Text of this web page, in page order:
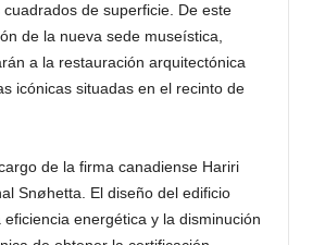
de superficie. De este
de la nueva sede museística,
a la restauración arquitectónica
icónicas situadas en el recinto de
de la firma canadiense Hariri
Snøhetta. El diseño del edificio
energética y la disminución